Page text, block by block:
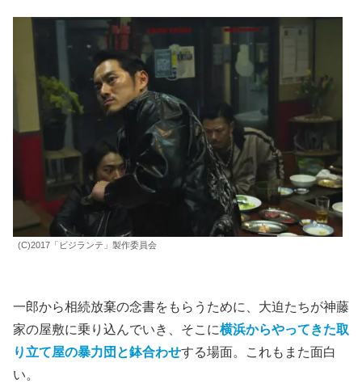
(C)2017「ビジランテ」製作委員会
一郎から相続放棄の念書をもらうために、大迫たちが神藤
家の屋敷に乗り込んでいき、そこに横浜からやってきた取
り立て屋の暴力団と鉢合わせする場面。これもまた面白
い。